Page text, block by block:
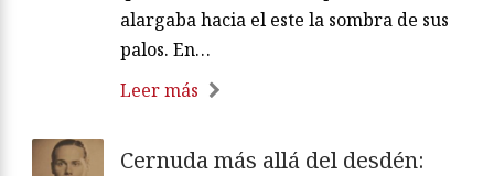
alargaba hacia el este la sombra de sus
palos. En…
Leer más
Cernuda más allá del desdén: